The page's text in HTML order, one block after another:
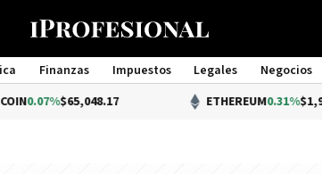
Finanzas Impuestos Legales Negocios
Management
ETHEREUM0.31%$1,921.30